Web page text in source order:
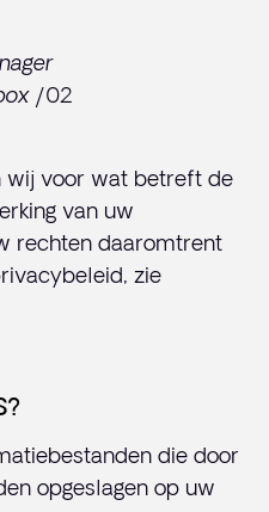
/02
wij voor wat betreft de
van uw
rechten daaromtrent
zie
die door
opgeslagen op uw